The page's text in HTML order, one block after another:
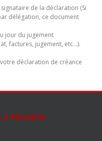
de la déclaration (Si
délégation, ce document
jour du jugement
factures, jugement, etc...).
déclaration de créance
REUNION